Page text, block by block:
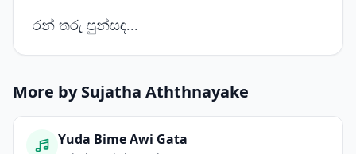
රන් තරු පුන්සඳ...
More by Sujatha Aththnayake
Yuda Bime Awi Gata